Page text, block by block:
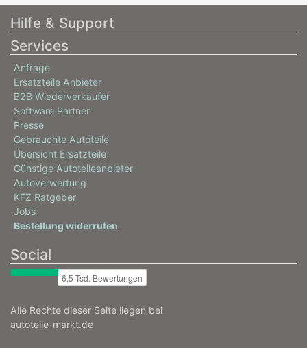
Hilfe & Support
Services
Anfrage
Ersatzteile Anbieter
B2B Wiederverkäufer
Software Partner
Presse
Gebrauchte Autoteile
Übersicht Ersatzteile
Günstige Autoteileanbieter
Autoverwertung
KFZ Ratgeber
Jobs
Bestellung widerrufen
Social
Alle Rechte dieser Seite liegen bei
autoteile-markt.de